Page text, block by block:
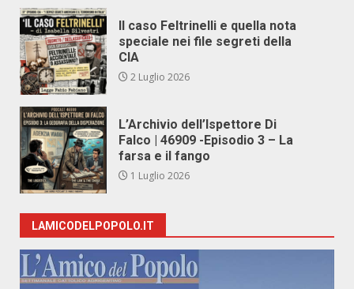
Il caso Feltrinelli e quella nota
speciale nei file segreti della
CIA
2 Luglio 2026
L’Archivio dell’Ispettore Di
Falco | 46909 -Episodio 3 – La
farsa e il fango
1 Luglio 2026
LAMICODELPOPOLO.IT